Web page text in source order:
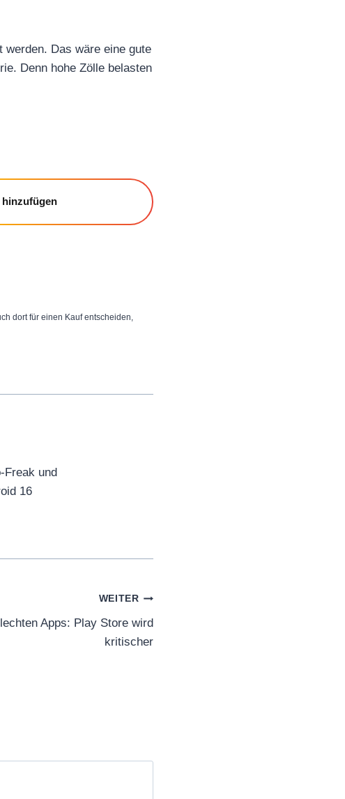
werden. Das wäre eine gute
Denn hohe Zölle belasten
dort für einen Kauf entscheiden,
Freak und
16
WEITER
Apps: Play Store wird
kritischer